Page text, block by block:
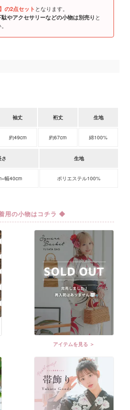
の2点セット となります。
駄やアクセサリーなどの小物は別売り と
袖丈 裄丈 生地
約49cm 約67cm 綿100%
さ 生地
幅40cm ポリエステル100%
用の小物はコチラ ◆
アイテムを見る ＞